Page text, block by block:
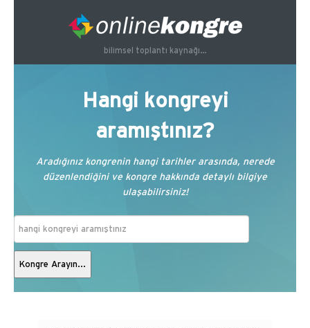
bilimsel toplantı kaynağı...
Hangi kongreyi
aramıştınız?
Aradığınız kongrenin hangi tarihler arasında, nerede
düzenlendiğini ve kongre hakkında detaylı bilgiye
ulaşabilirsiniz!